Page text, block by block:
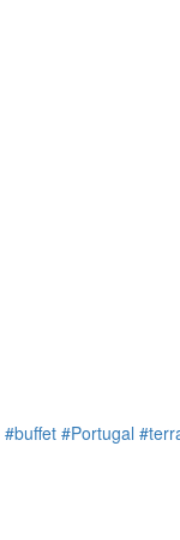
#buffet #Portugal